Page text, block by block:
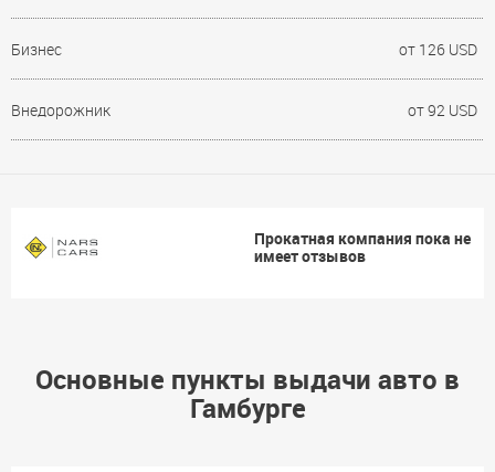
Бизнес от 126 USD
Внедорожник от 92 USD
Прокатная компания пока не
имеет отзывов
Основные пункты выдачи авто в
Гамбурге